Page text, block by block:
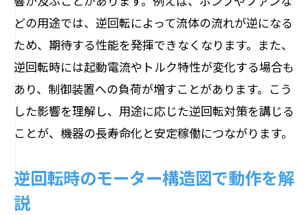
どの用途では、逆回転によって流体の流れが逆になる
ため、期待する性能を発揮できなくなります。また、
逆回転時には起動電流やトルク特性が変化する場合も
あり、制御装置への負荷が増すことがあります。こう
した影響を理解し、用途に応じた逆回転対策を講じる
ことが、機器の長寿命化と安定稼働につながります。
逆回転時のモーター構造図で動作を解
説